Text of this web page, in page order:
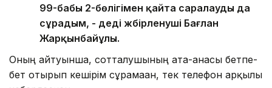
99-бабы 2-бөлігімен қайта саралауды да
сұрадым, - деді жәбірленуші Бағлан
Жарқынбайұлы.
Оның айтуынша, сотталушының ата-анасы бетпе-
бет отырып кешірім сұрамаған, тек телефон арқылы